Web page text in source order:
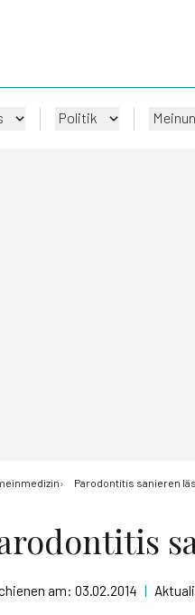
Politik
Parodontitis sanieren
am: 03.02.2014 |